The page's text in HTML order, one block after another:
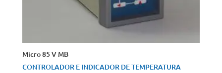
Micro 85 V MB
CONTROLADOR E INDICADOR DE TEMPERATURA